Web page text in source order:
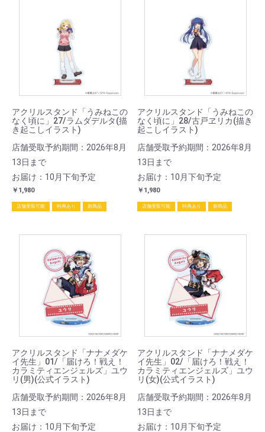
アクリルスタンド「うみねこの
なく頃に」27/ラムダデルタ(描
き起こしイラスト)
店舗受取予約期間：2026年8月
13日まで
お届け：10月下旬予定
￥1,980
店舗受取可能 特典あり 新商品
アクリルスタンド「うみねこの
なく頃に」28/古戸ヱリカ(描き
起こしイラスト)
店舗受取予約期間：2026年8月
13日まで
お届け：10月下旬予定
￥1,980
店舗受取可能 特典あり 新商品
アクリルスタンド「ナナメダケ
イ先生」01/「届けろ！戦え！
カラミティエンジェルズ」ユウ
リ(男)(公式イラスト)
店舗受取予約期間：2026年8月
13日まで
お届け：10月下旬予定
アクリルスタンド「ナナメダケ
イ先生」02/「届けろ！戦え！
カラミティエンジェルズ」ユウ
リ(女)(公式イラスト)
店舗受取予約期間：2026年8月
13日まで
お届け：10月下旬予定